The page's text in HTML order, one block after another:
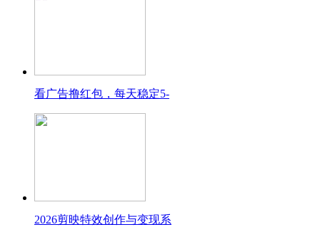
看广告撸红包，每天稳定5-
2026剪映特效创作与变现系